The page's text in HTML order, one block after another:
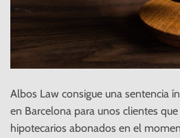
Albos Law consigue una sentencia
en Barcelona para unos clientes
hipotecarios abonados en el